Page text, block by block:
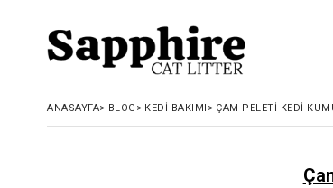
ANASAYFA> BLOG > KEDI BAKIMI > ÇAM PELETI KEDI